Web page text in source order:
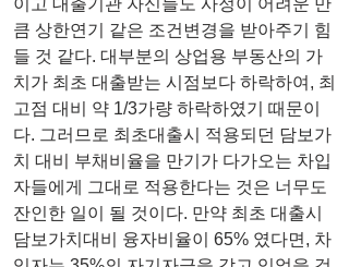
이고 대출기관 자신들도 사정이 어려운 만
큼 상한연기 같은 조건변경을 받아주기 힘
들 것 같다. 대부분의 상업용 부동산의 가
치가 최초 대출받는 시점보다 하락하여, 최
고점 대비 약 1/3가량 하락하였기 때문이
다. 그러므로 최초대출시 적용되던 담보가
치 대비 부채비율을 만기가 다가오는 차입
자들에게 그대로 적용한다는 것은 너무도
잔인한 일이 될 것이다. 만약 최초 대출시
담보가치대비 융자비율이 65% 였다면, 차